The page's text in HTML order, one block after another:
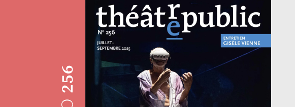
256